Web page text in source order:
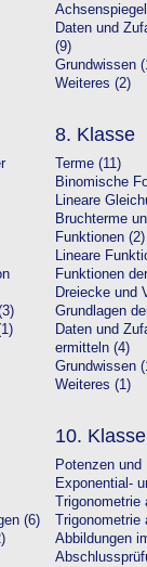
Daten und
(9)
Grundwissen
Weiteres (2)
8. Klasse
Terme (11)
Binomische
Lineare
Bruchterme
Funktionen (2)
Lineare
Funktionen
Dreiecke und
Grundlagen
Daten und
ermitteln (4)
Grundwissen
Weiteres (1)
(6)
10. Klasse
Potenzen
Exponential-
Abbildungen